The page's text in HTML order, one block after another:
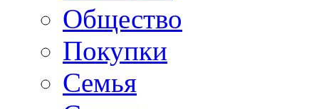
Общество
Покупки
Семья